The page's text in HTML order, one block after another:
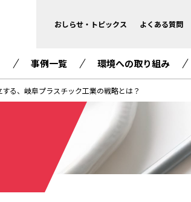
おしらせ・トピックス よくある質問
事例一覧 環境への取り組み
る、岐阜プラスチック工業の戦略とは？